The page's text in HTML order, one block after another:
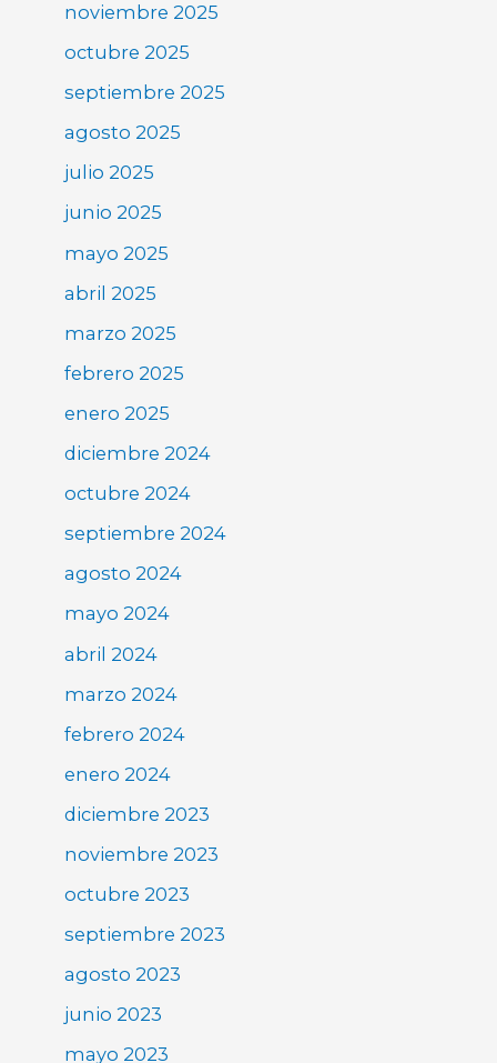
noviembre 2025
octubre 2025
septiembre 2025
agosto 2025
julio 2025
junio 2025
mayo 2025
abril 2025
marzo 2025
febrero 2025
enero 2025
diciembre 2024
octubre 2024
septiembre 2024
agosto 2024
mayo 2024
abril 2024
marzo 2024
febrero 2024
enero 2024
diciembre 2023
noviembre 2023
octubre 2023
septiembre 2023
agosto 2023
junio 2023
mayo 2023